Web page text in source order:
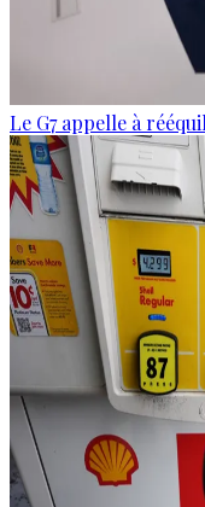
Le G7 appelle à